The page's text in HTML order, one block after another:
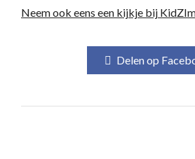
Neem ook eens een kijkje bij
Delen op